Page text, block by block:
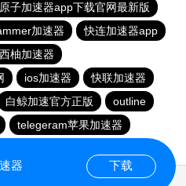
原子加速器app下载官网最新版
加速器
快连加速器app
西柚加速器
ios加速器
快联加速器
白鲸加速官方正版
outline
telegeram苹果加速器
器 下载